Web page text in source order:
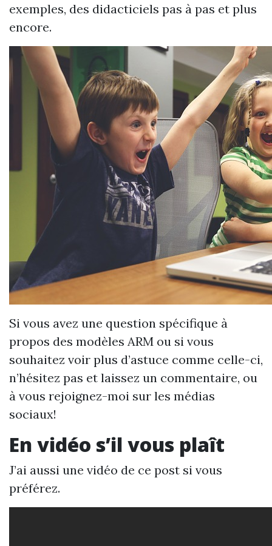
exemples, des didacticiels pas à pas et plus
encore.
Si vous avez une question spécifique à
propos des modèles ARM ou si vous
souhaitez voir plus d’astuce comme celle-ci,
n’hésitez pas et laissez un commentaire, ou
à vous rejoignez-moi sur les médias
sociaux!
En vidéo s’il vous plaît
J’ai aussi une vidéo de ce post si vous
préférez.